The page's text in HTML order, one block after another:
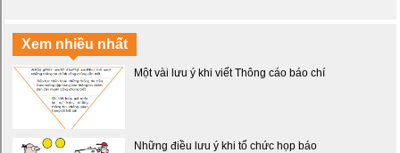
Xem nhiều nhất
Một vài lưu ý khi viết Thông cáo báo chí
Những điều lưu ý khi tổ chức họp báo